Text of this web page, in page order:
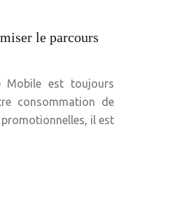
le parcours
Mobile est toujours
consommation de
promotionnelles, il est